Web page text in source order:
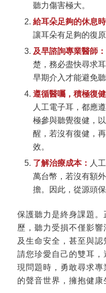
聽力傷害極大。
給耳朵足夠的休息時
讓耳朵有足夠的復原
及早諮詢專業醫師：
楚，務必盡快尋求
早期介入才能避免聽
遵循醫囑，積極復健
人工電子耳，都應
極參與聽覺復健，
醒，若沒有復健，
效。
了解治療成本： 人
萬台幣，若沒有額
擔。因此，從源頭
保護聽力是終身課題
歷，聽力受損不僅影
及生命安全，甚至與認
請您珍愛自己的雙耳
現問題時，勇敢尋求
的聲音世界，擁抱健康